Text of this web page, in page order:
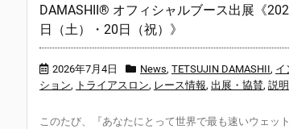
DAMASHII® オフィシャルブース出展《
日（土）・20日（祝）》
2026年7月4日 News, TETSUJIN DAMASHII, イ
ション, トライアスロン, レース情報, 出展・協賛, 説
このたび、『あなたにとって世界で最も速いウェッ